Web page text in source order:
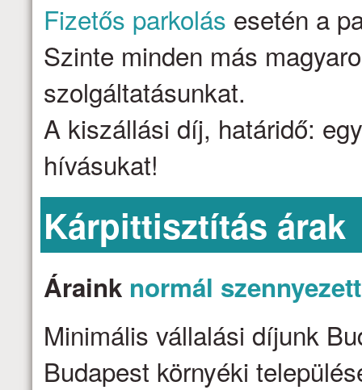
Fizetős parkolás esetén a
Szinte minden más
szolgáltatásunkat.
A kiszállási díj, határidő:
hívásukat!
Kárpittisztítás árak
Áraink normál
Minimális vállalási díjunk
Budapest környéki